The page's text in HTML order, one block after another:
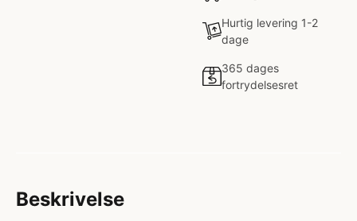
Hurtig levering 1-2
dage
365 dages
fortrydelsesret
Beskrivelse